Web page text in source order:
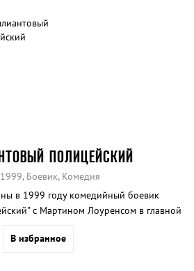
ПОЛИЦЕЙСКИЙ
Боевик, Комедия
в 1999 году комедийный боевик
с Мартином Лоуренсом в главной
В избранное